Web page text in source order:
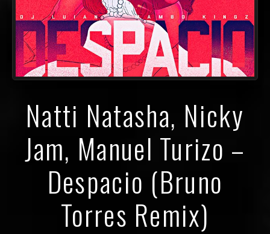
Natti Natasha, Nicky
Jam, Manuel Turizo –
Despacio (Bruno
Torres Remix)